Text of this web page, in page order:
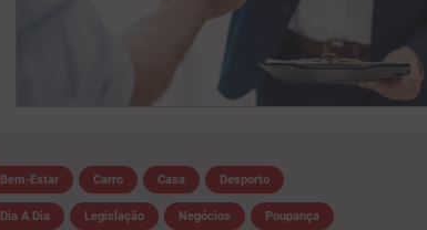
Bem-Estar Carro Casa Desporto
Dia A Dia Legislação Negócios Poupança